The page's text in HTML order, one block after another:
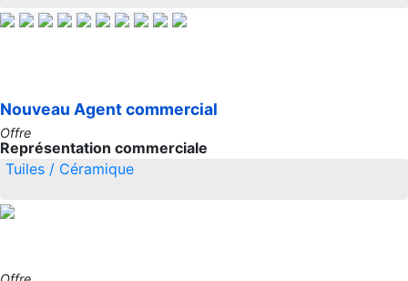
Nouveau Agent commercial
Offre
Représentation commerciale
Tuiles / Céramique